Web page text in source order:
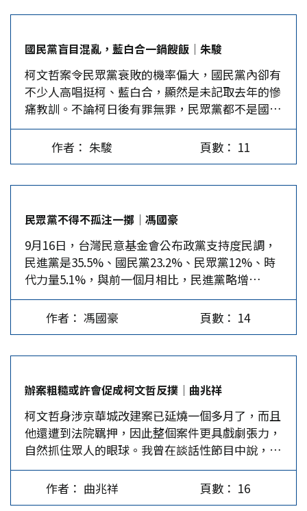
占GDP的2.5%，其中主要是購買美制軍備。這嚴
重限縮了建設、民生等支出，而且，美制軍備價錢
昂貴，交貨一再延期，美國「援台」軍備則更「像
是清除廢棄物」，台灣哪能有自衛能力？…
上以黃珊珊停權三年為雙方停戰的交集，但從黃珊
珊並沒有辭掉立委，舊臣也無法如願回宮，即可知
黃珊珊在阿北事業版圖中的份量。加上柯文哲9月2
日無保請回當天，夫妻倆是在黃珊珊家過夜，更說
明珊珊是守護柯P白營資產，以防外力介入的重要
力量。 黃國昌之心白營皆知？…
廉自持，而是因為這些自省與劍及履及的改革，使
得制度在對抗人類貪婪的本性上獲得成效。水門醜
聞迄今屆滿50年，檯面人物多已作古，但因此事件
所帶動的制度變革，無疑仍持續影響著美國的民主
運作。 水門事件的過程如果放在台灣，或會被認
為有些小題大作。一位自稱博士的總統敢以公權力
封存學術資料不讓看，會議上官員竟自稱「東廠」
進行對在野黨的打壓，服刑中的政客可以主持媒體
小掀不起波瀾。 台灣近30年的民主化歷程中，金
權醜聞不算少見，但醜聞所引發的制度變革卻相當
有限，政黨政治宛如俄羅斯輪盤，大家都等著看下
次誰中槍。50年後觀察水門事件，美國社會在事件
後的自省與變革，顯然有不少值得台灣社會反省之
處。 水門案後的美國社會自省…
國民黨盲目混亂，藍白合一鍋餿飯│朱駿
柯文哲案令民眾黨衰敗的機率偏大，國民黨內卻有
不少人高唱挺柯、藍白合，顯然是未記取去年的慘
痛教訓。不論柯日後有罪無罪，民眾黨都不是國民
黨可以穩定合作的對象。政黨的實力不在與他黨合
作，而在自己的建設，這是內部才能搞定的事務。
2025黨主席改選是最重要的關鍵。 柯文哲被羈押
國民黨與包括民眾黨、時代力量的散弱第三勢力，
未來對抗民進黨一黨專政的最重要力量還只能是國
民黨，該黨如何自處實為關鍵。 柯文哲道德審判
不過關 十年來，柯文哲一再標榜清白自持，大選
期間還不斷強調，「清廉、勤政、愛民、愛鄉
土」，如今多起疑案併發，多筆金額說不清楚，屢
屢解釋，次次不同，頻頻說謊，大失人心。 此次
柯案固然民進黨政治操作的痕跡明顯，但柯確實有
厚，錢不是問題，這立刻被醫界同行打臉。木可公
司的操作也疑雲重重，KP(Keep…
作者： 朱駿 頁數： 11
民眾黨不得不孤注一擲│馮國豪
9月16日，台灣民意基金會公布政黨支持度民調，
民進黨是35.5%、國民黨23.2%、民眾黨12%、時
代力量5.1%，與前一個月相比，民進黨略增
1.3%，國民黨原地踏步，民眾黨下滑1.8%，時代
力量上揚3.8%，中性選民銳減5.2%。不過，三天
後的TVBS民調顯示，民眾黨的支持度僅剩9%，比
眾黨遭到創黨以來的空前危機。而民眾黨很快地決
定不設代理黨主席，而是以成立應變小組處理黨內
重要決策，同時定調柯文哲被收押是「政治迫害、
司法不公」，9月8日起展開全台聲援柯文哲的活
動。 黨內對柯案有兩種意見 其實，民眾黨內對處
理柯文哲被收押一事，存在兩種不同的意見：一是
主張柯文哲無罪，堅決和柯站在一起；另一種意見
認為柯的金流確實有問題，同時未來還要面臨五件
作者： 馮國豪 頁數： 14
辦案粗糙或許會促成柯文哲反撲│曲兆祥
柯文哲身涉京華城改建案已延燒一個多月了，而且
他還遭到法院羈押，因此整個案件更具戲劇張力，
自然抓住眾人的眼球。我曾在談話性節目中說，全
台約有三分之二選民希望看到柯文哲中箭落馬，當
時主持人驚訝地問說：「真的嗎？你如何評估？」
其實筆者是依據今年1月總統大選投票結果做的推
作者： 曲兆祥 頁數： 16